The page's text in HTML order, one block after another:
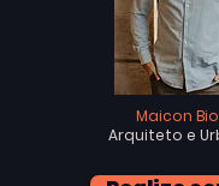
Maicon
Arquiteto e